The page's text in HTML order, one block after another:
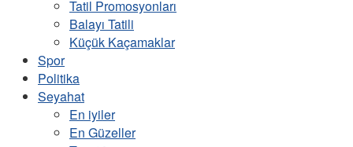
Tatil Promosyonları
Balayı Tatili
Küçük Kaçamaklar
Spor
Politika
Seyahat
En iyiler
En Güzeller